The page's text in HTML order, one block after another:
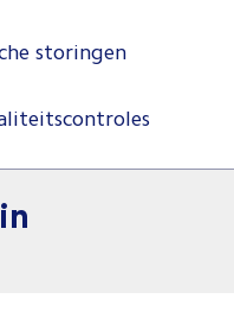
storingen